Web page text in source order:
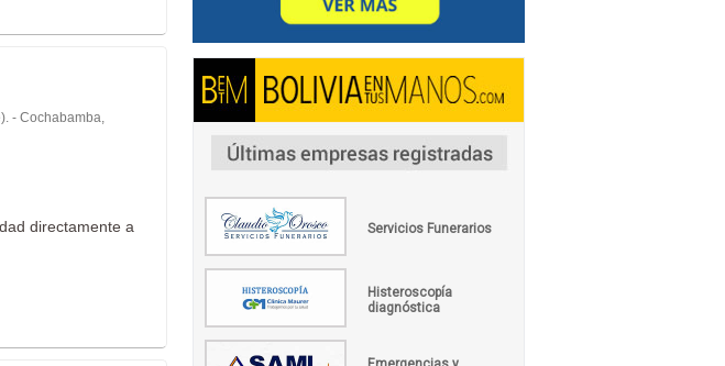
- Cochabamba,
directamente a
Servicios Funerarios
Histeroscopía
diagnóstica